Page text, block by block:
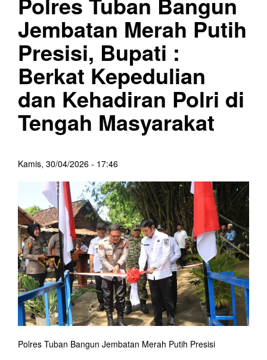
Jembatan Merah Putih
Presisi, Bupati :
Berkat Kepedulian
dan Kehadiran Polri di
Tengah Masyarakat
Kamis, 30/04/2026 - 17:46
Polres Tuban Bangun Jembatan Merah Putih Presisi